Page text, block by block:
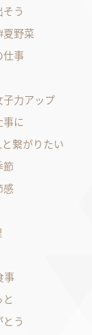
う
夏野菜
仕事
子力アップ
事に
繋がりたい
節
感
事
う